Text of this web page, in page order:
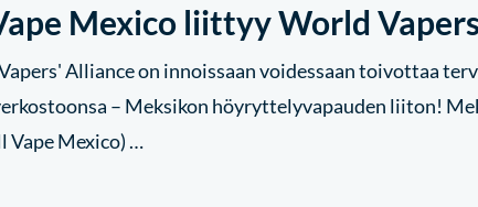
Mexico liittyy World
Alliance on innoissaan voidessaan toivottaa
– Meksikon höyryttelyvapauden liiton!
Vape Mexico) …